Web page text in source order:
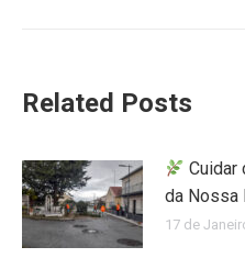
Related Posts
Cuidar
da Nossa
17 de